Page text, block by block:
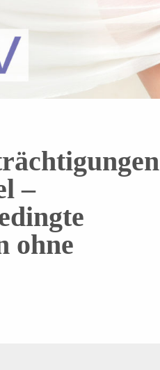
–
ohne